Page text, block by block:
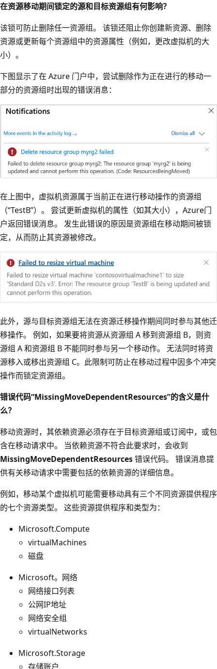
在资源移动期间锁定的源和目标资源组有何影响？
该锁可防止删除任一资源组。 该锁还阻止你创建新资源、删除
资源或更新每个资源组中的资源属性（例如，更改虚拟机的大
小）。
下图显示了在 Azure 门户中，尝试删除作为正在进行的移动一
部分的资源组时出现的错误消息：
在上图中，虚拟机资源属于当前正在进行移动操作的资源组
（“TestB”）。 尝试更新虚拟机的属性（如其大小），Azure门
户返回错误消息。 发生此错误的原因是资源组在移动期间被锁
定，从而防止其资源被修改。
此外，源与目标资源组无法在资源迁移操作期间同时参与其他迁
移操作。 例如，如果要将资源从资源组 A 移到资源组 B，则资
源组 A 和资源组 B 不能同时参与另一个移动作。 无法同时将资
源移入或移出资源组 C。此限制可防止在移动过程中因多个冲突
操作而锁定资源组。
错误代码“MissingMoveDependentResources”的含义是什
么？
移动资源时，其依赖资源必须存在于目标资源组或订阅中，或包
含在移动请求中。 当依赖资源不符合此要求时，会收到
MissingMoveDependentResources错误代码。 错误消息提
供有关移动请求中需要包括的依赖资源的详细信息。
例如，移动某个虚拟机可能需要移动具有三个不同资源提供程序
的七个资源类型。 这些资源提供程序和类型为：
Microsoft.Compute
virtualMachines
磁盘
Microsoft。网络
网络接口列表
公网IP地址
网络安全组
virtualNetworks
Microsoft.Storage
存储账户